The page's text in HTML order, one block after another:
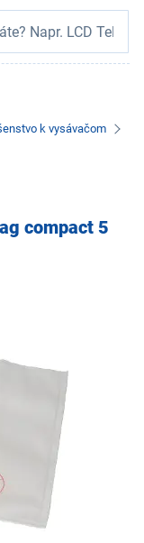
k vysávačom
compact 5